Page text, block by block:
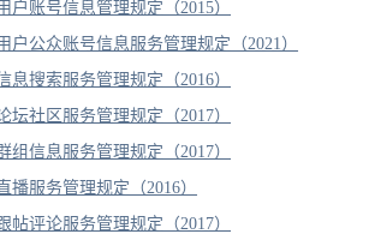
户账号信息管理规定（2015）
户公众账号信息服务管理规定（2021）
息搜索服务管理规定（2016）
坛社区服务管理规定（2017）
组信息服务管理规定（2017）
播服务管理规定（2016）
帖评论服务管理规定（2017）